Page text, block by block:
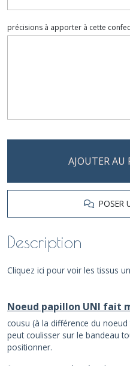
précisions à apporter à cette
AJOUTER AU
POSER
Description
Cliquez ici pour voir les tissus
Noeud papillon UNI fait
cousu (à la différence du
peut coulisser sur le bandeau
positionner.